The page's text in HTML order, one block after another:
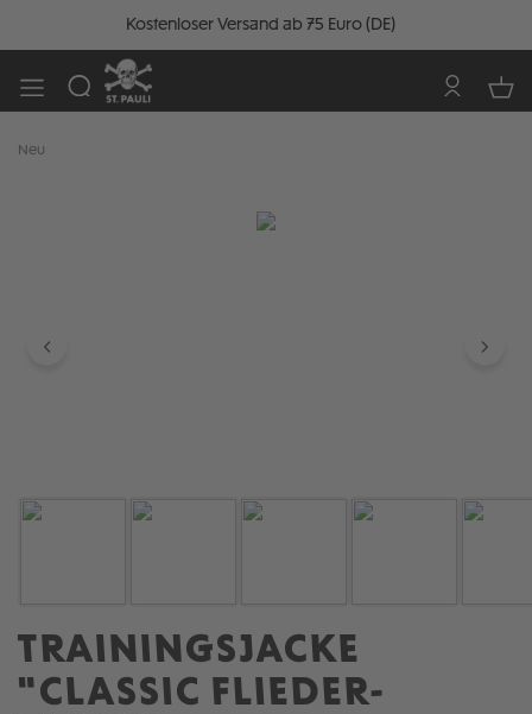
Kostenloser Versand ab 75 Euro (DE)
Neu
TRAININGSJACKE
"CLASSIC FLIEDER-